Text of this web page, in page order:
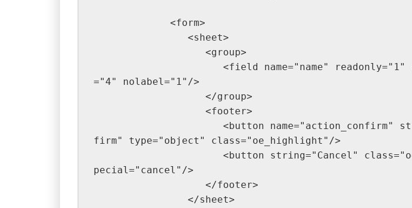
             <form>
                <sheet>
                   <group>
="4" nolabel="1"/>
                   </group>
                   <footer>
firm" type="object" class="oe_highlight"/>
pecial="cancel"/>
                   </footer>
                </sheet>